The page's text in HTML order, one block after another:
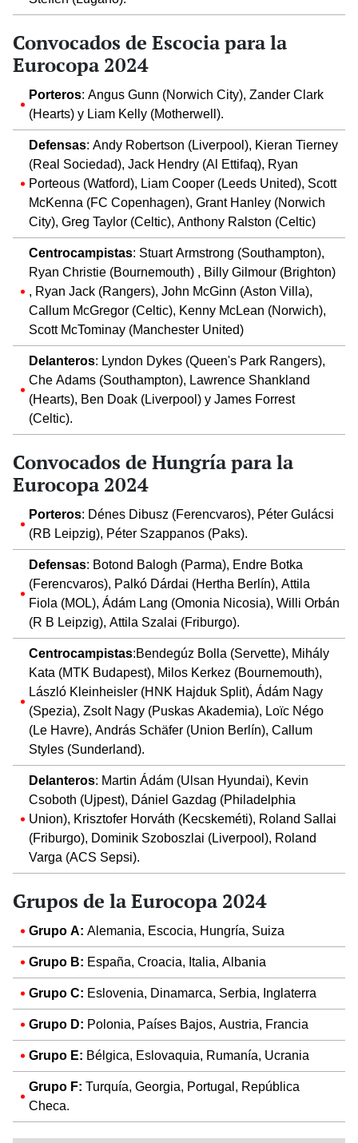
Convocados de Escocia para la
Eurocopa 2024
Porteros: Angus Gunn (Norwich City), Zander Clark
(Hearts) y Liam Kelly (Motherwell).
Defensas: Andy Robertson (Liverpool), Kieran Tierney
(Real Sociedad), Jack Hendry (Al Ettifaq), Ryan
Porteous (Watford), Liam Cooper (Leeds United), Scott
McKenna (FC Copenhagen), Grant Hanley (Norwich
City), Greg Taylor (Celtic), Anthony Ralston (Celtic)
Centrocampistas: Stuart Armstrong (Southampton),
Ryan Christie (Bournemouth) , Billy Gilmour (Brighton)
, Ryan Jack (Rangers), John McGinn (Aston Villa),
Callum McGregor (Celtic), Kenny McLean (Norwich),
Scott McTominay (Manchester United)
Delanteros: Lyndon Dykes (Queen's Park Rangers),
Che Adams (Southampton), Lawrence Shankland
(Hearts), Ben Doak (Liverpool) y James Forrest
(Celtic).
Convocados de Hungría para la
Eurocopa 2024
Porteros: Dénes Dibusz (Ferencvaros), Péter Gulácsi
(RB Leipzig), Péter Szappanos (Paks).
Defensas: Botond Balogh (Parma), Endre Botka
(Ferencvaros), Palkó Dárdai (Hertha Berlín), Attila
Fiola (MOL), Ádám Lang (Omonia Nicosia), Willi Orbán
(R B Leipzig), Attila Szalai (Friburgo).
Centrocampistas:Bendegúz Bolla (Servette), Mihály
Kata (MTK Budapest), Milos Kerkez (Bournemouth),
László Kleinheisler (HNK Hajduk Split), Ádám Nagy
(Spezia), Zsolt Nagy (Puskas Akademia), Loïc Négo
(Le Havre), András Schäfer (Union Berlín), Callum
Styles (Sunderland).
Delanteros: Martin Ádám (Ulsan Hyundai), Kevin
Csoboth (Ujpest), Dániel Gazdag (Philadelphia
Union), Krisztofer Horváth (Kecskeméti), Roland Sallai
(Friburgo), Dominik Szoboszlai (Liverpool), Roland
Varga (ACS Sepsi).
Grupos de la Eurocopa 2024
Grupo A: Alemania, Escocia, Hungría, Suiza
Grupo B: España, Croacia, Italia, Albania
Grupo C: Eslovenia, Dinamarca, Serbia, Inglaterra
Grupo D: Polonia, Países Bajos, Austria, Francia
Grupo E: Bélgica, Eslovaquia, Rumanía, Ucrania
Grupo F: Turquía, Georgia, Portugal, República
Checa.